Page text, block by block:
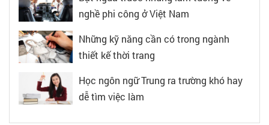
nghề phi công ở Việt Nam
Những kỹ năng cần có trong ngành
thiết kế thời trang
Học ngôn ngữ Trung ra trường khó hay
dễ tìm việc làm